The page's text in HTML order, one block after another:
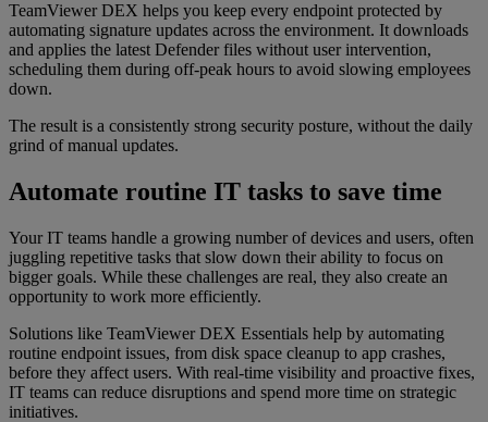
TeamViewer DEX helps you keep every endpoint protected by
automating signature updates across the environment. It downloads
and applies the latest Defender files without user intervention,
scheduling them during off-peak hours to avoid slowing employees
down.
The result is a consistently strong security posture, without the daily
grind of manual updates.
Automate routine IT tasks to save time
Your IT teams handle a growing number of devices and users, often
juggling repetitive tasks that slow down their ability to focus on
bigger goals. While these challenges are real, they also create an
opportunity to work more efficiently.
Solutions like TeamViewer DEX Essentials help by automating
routine endpoint issues, from disk space cleanup to app crashes,
before they affect users. With real-time visibility and proactive fixes,
IT teams can reduce disruptions and spend more time on strategic
initiatives.